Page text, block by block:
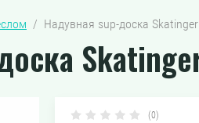
/  Надувная sup-доска
(0)